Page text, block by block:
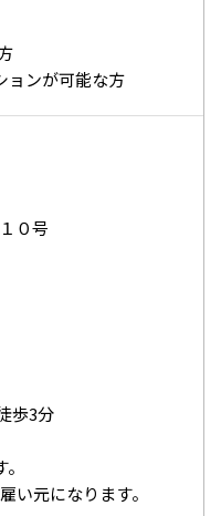
ョンが可能な方
０号
歩3分
い元になります。